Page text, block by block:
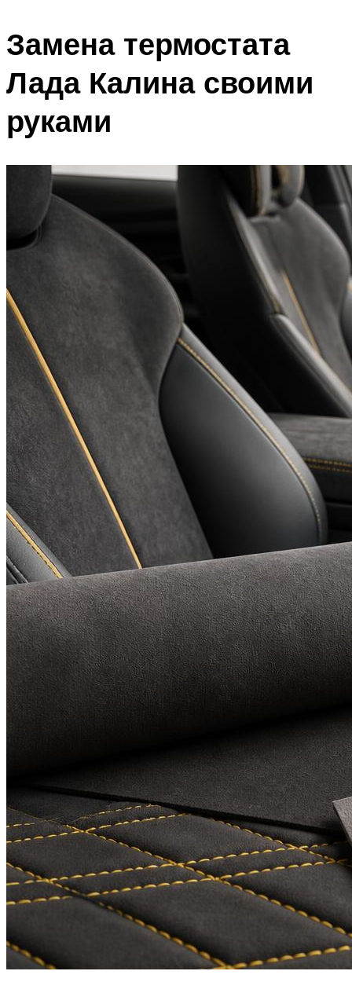
Замена термостата
Лада Калина своими
руками